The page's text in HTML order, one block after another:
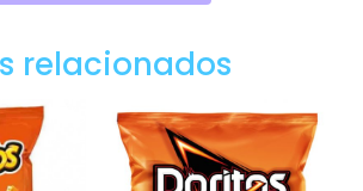
relacionados